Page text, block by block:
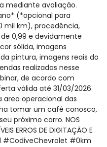
mediante avaliação.
(*opcional para
mil km), procedência,
0,99 e devidamente
sólida, imagens
pintura, imagens reais do
realizadas nesse
de acordo com
válida até 31/03/2026
operacional das
tomar um café conosco,
próximo carro. NOS
ERROS DE DIGITAÇÃO E
#CodiveChevrolet #0km